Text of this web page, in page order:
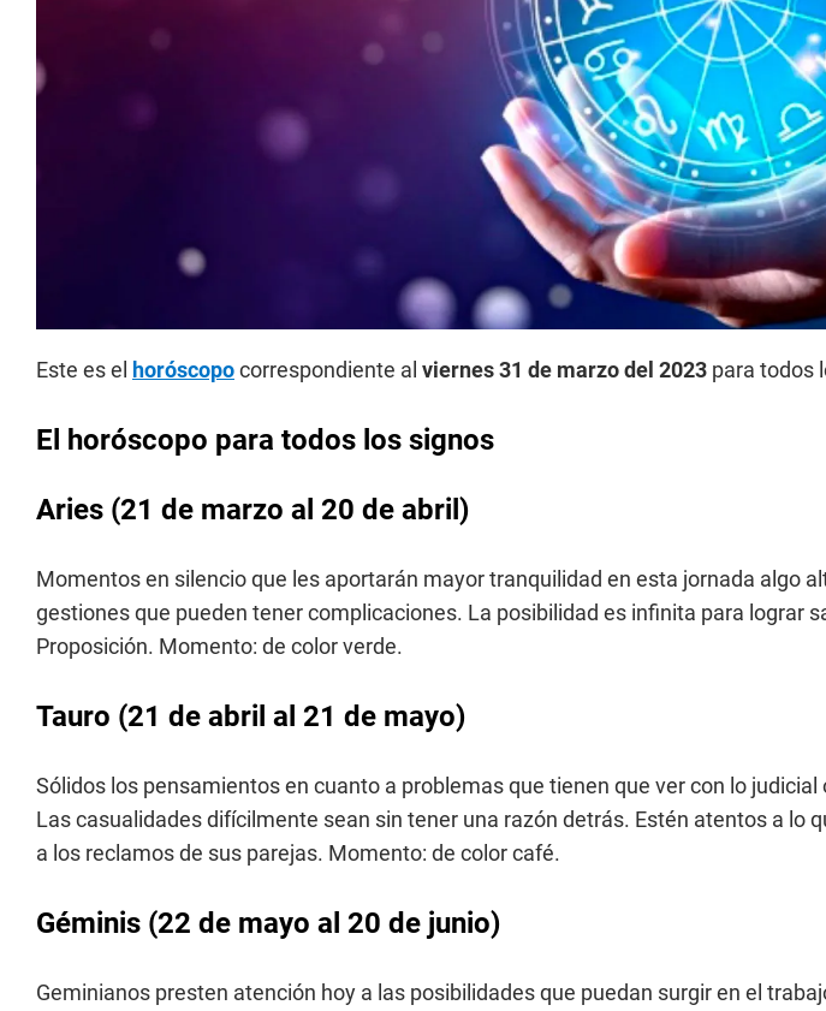
Este es el horóscopocorrespondiente al viernes 31 de marzo del 2023 para todos
El horóscopo para todos los signos
Aries (21 de marzo al 20 de abril)
Momentos en silencio que les aportarán mayor tranquilidad en esta jornada algo
gestiones que pueden tener complicaciones. La posibilidad es infinita para lograr
Proposición. Momento: de color verde.
Tauro (21 de abril al 21 de mayo)
Sólidos los pensamientos en cuanto a problemas que tienen que ver con lo
Las casualidades difícilmente sean sin tener una razón detrás. Estén atentos a lo
a los reclamos de sus parejas. Momento: de color café.
Géminis (22 de mayo al 20 de junio)
Geminianos presten atención hoy a las posibilidades que puedan surgir en el